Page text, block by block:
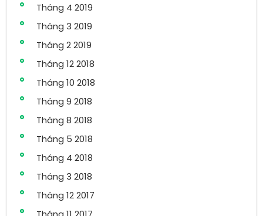
Tháng 4 2019
Tháng 3 2019
Tháng 2 2019
Tháng 12 2018
Tháng 10 2018
Tháng 9 2018
Tháng 8 2018
Tháng 5 2018
Tháng 4 2018
Tháng 3 2018
Tháng 12 2017